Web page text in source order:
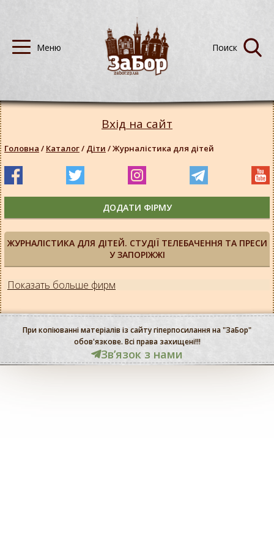
ЖУРНАЛІСТИКА ДЛЯ ДІТЕЙ. СТУДІЇ ТЕЛЕБАЧЕННЯ ТА ПРЕСИ
У ЗАПОРІЖЖІ
Показать больше фирм
Вхід на сайт
Головна / Каталог/ Діти /Журналістика для дітей
ДОДАТИ ФІРМУ
При копіюванні матеріалів із сайту гіперпосилання на "ЗаБор"
обов'язкове. Всі права захищені!!!
Звʼязок з нами